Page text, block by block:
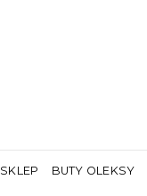
SKLEP BUTY OLEKSY